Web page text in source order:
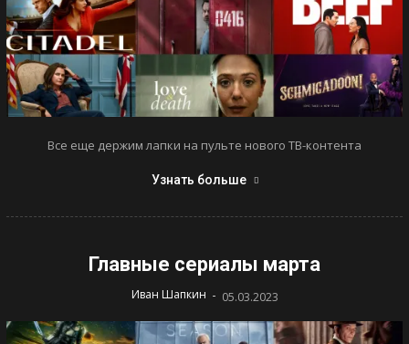
Все еще держим лапки на пульте нового ТВ-контента
Узнать больше
Главные сериалы марта
Иван Шапкин - 05.03.2023